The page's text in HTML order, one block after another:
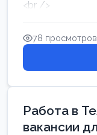
<br />
Работа в
требу...
78 просмотров
Работа в
вакансии